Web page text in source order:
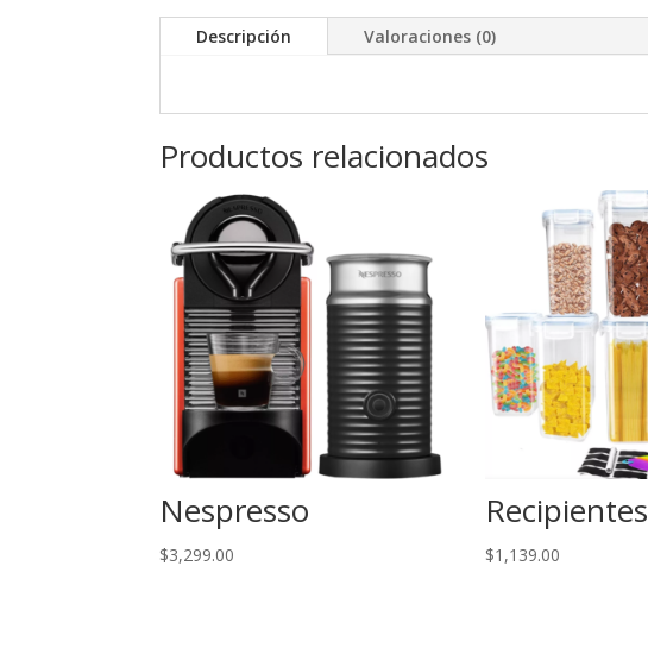
Descripción Valoraciones (0)
Productos relacionados
Nespresso
$3,299.00
Recipientes
$1,139.00